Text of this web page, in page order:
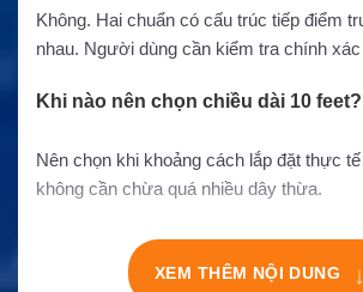
Không. Hai chuẩn có cấu trúc tiếp điểm
nhau. Người dùng cần kiểm tra chính
Khi nào nên chọn chiều dài 10 feet?
Nên chọn khi khoảng cách lắp đặt thực
không cần chừa quá nhiều dây thừa.
XEM THÊM NỘI DUNG ↓